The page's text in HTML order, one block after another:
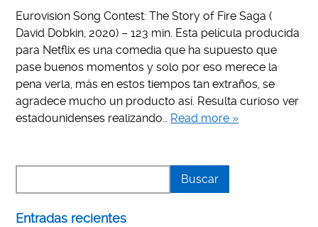
Eurovision Song Contest: The Story of Fire Saga (
David Dobkin, 2020) – 123 min. Esta película producida
para Netflix es una comedia que ha supuesto que
pase buenos momentos y solo por eso merece la
pena verla, más en estos tiempos tan extraños, se
agradece mucho un producto así. Resulta curioso ver
estadounidenses realizando… Read more »
Entradas recientes